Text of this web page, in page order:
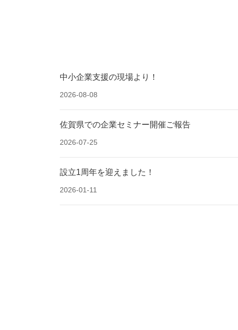
中小企業支援の現場より！
2026-08-08
佐賀県での企業セミナー開催ご報告
2026-07-25
設立1周年を迎えました！
2026-01-11